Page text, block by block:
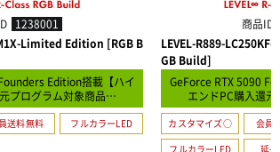
1238001
Limited Edition [RGB B
Edition搭載【ハイ
プログラム対象商品…
送料無料
フルカラーLED
商品ID
LEVEL-R889-
GB Build]
GeForce RTX 5090
エンドPC購入還
カスタマイズ○
会員
フルカラーLED
延